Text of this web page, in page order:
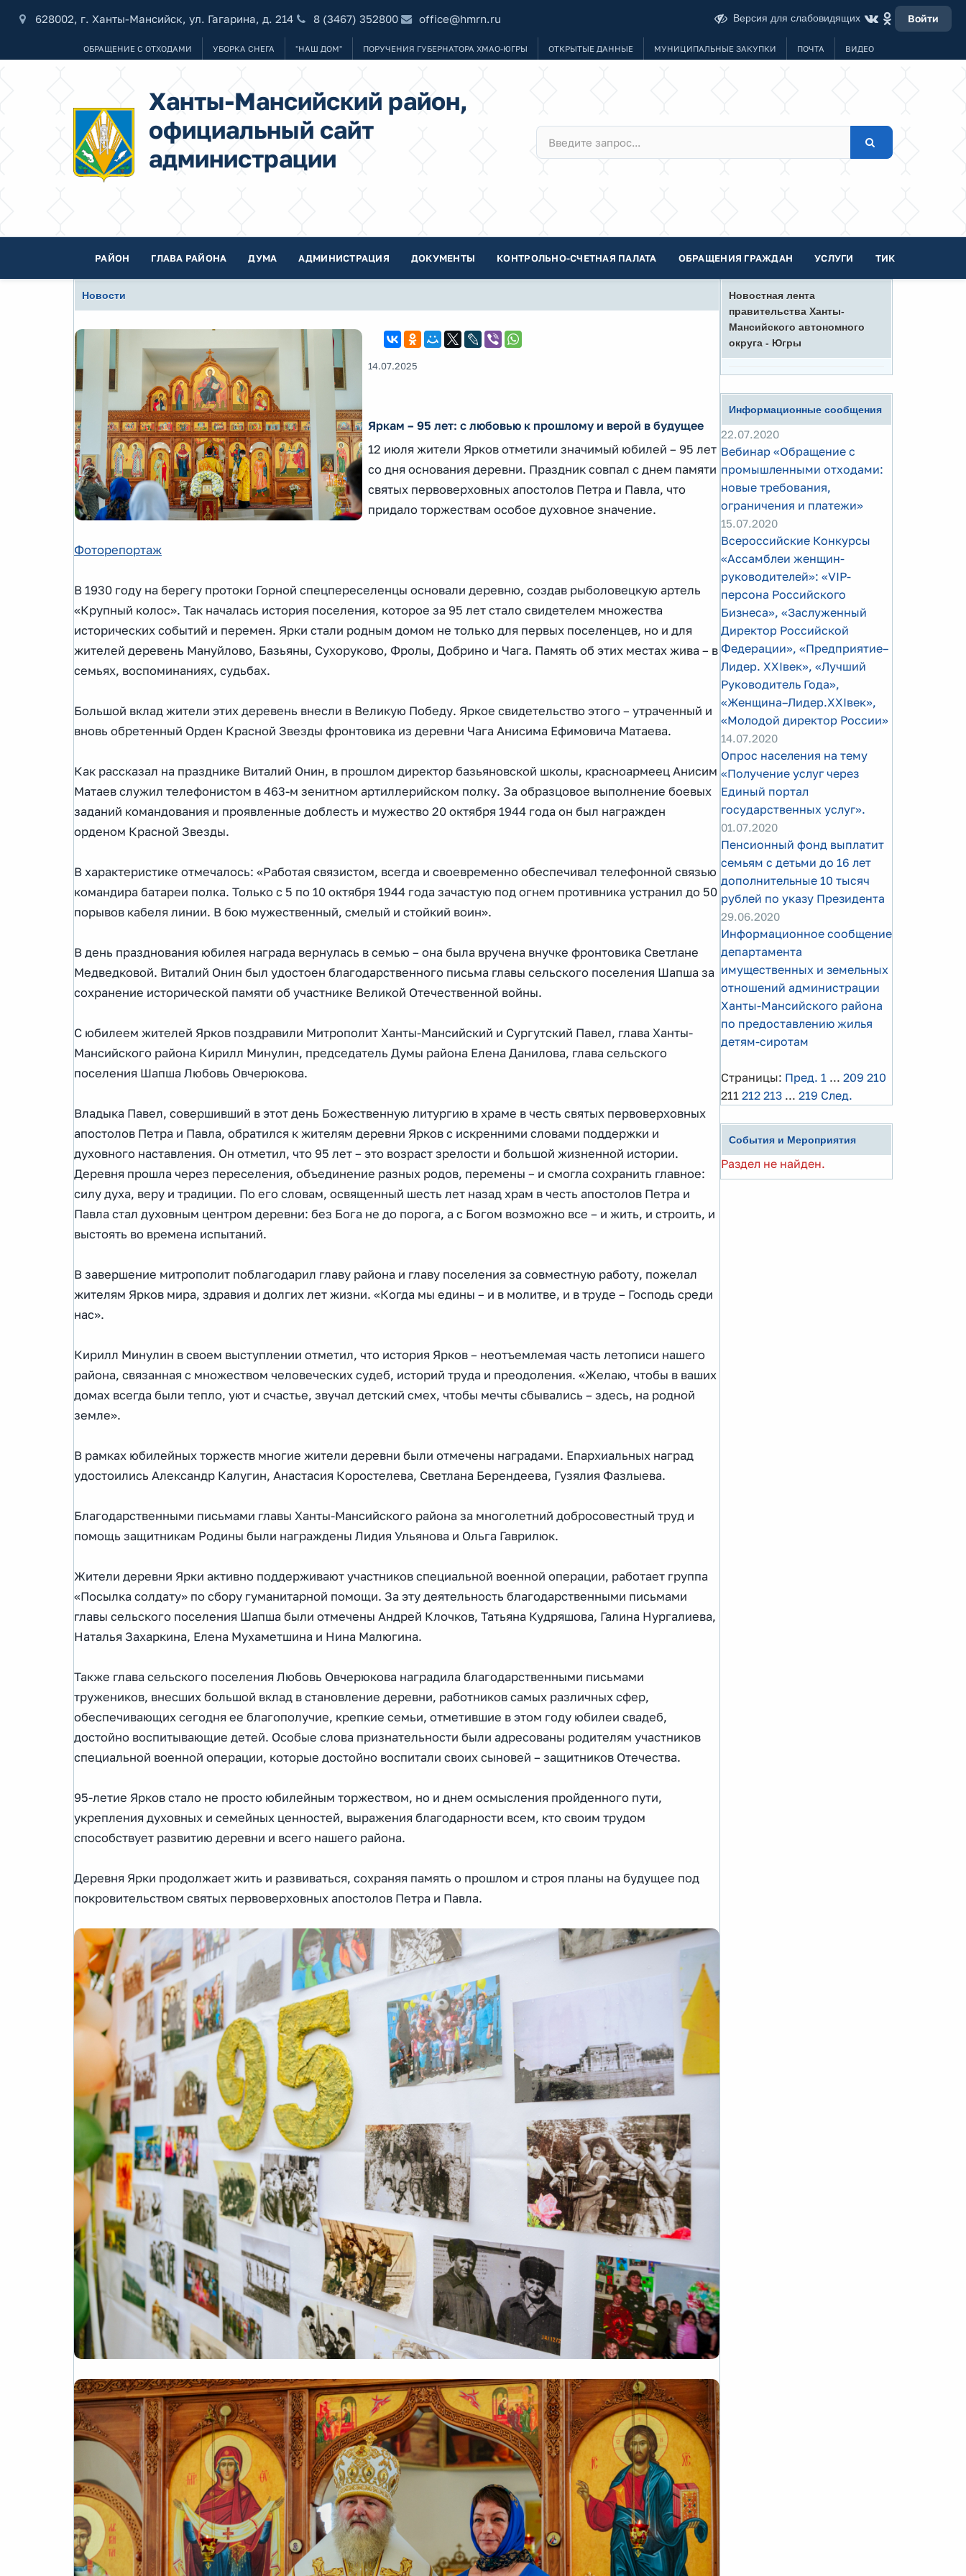
628002, г. Ханты-Мансийск, ул. Гагарина, д. 214 8 (3467) 352800 office@hmrn.ru Версия для слабовидящих Войти
ОБРАЩЕНИЕ С ОТХОДАМИ УБОРКА СНЕГА "НАШ ДОМ" ПОРУЧЕНИЯ ГУБЕРНАТОРА ХМАО-ЮГРЫ ОТКРЫТЫЕ ДАННЫЕ МУНИЦИПАЛЬНЫЕ ЗАКУПКИ ПОЧТА ВИДЕО
Ханты-Мансийский район,
официальный сайт
администрации
РАЙОН ГЛАВА РАЙОНА ДУМА АДМИНИСТРАЦИЯ ДОКУМЕНТЫ КОНТРОЛЬНО-СЧЕТНАЯ ПАЛАТА ОБРАЩЕНИЯ ГРАЖДАН УСЛУГИ ТИК
Новости
14.07.2025
Яркам – 95 лет: с любовью к прошлому и верой в будущее
12 июля жители Ярков отметили значимый юбилей – 95 лет
со дня основания деревни. Праздник совпал с днем памяти
святых первоверховных апостолов Петра и Павла, что
придало торжествам особое духовное значение.
Фоторепортаж
В 1930 году на берегу протоки Горной спецпереселенцы основали деревню, создав рыболовецкую артель
«Крупный колос». Так началась история поселения, которое за 95 лет стало свидетелем множества
исторических событий и перемен. Ярки стали родным домом не только для первых поселенцев, но и для
жителей деревень Мануйлово, Базьяны, Сухоруково, Фролы, Добрино и Чага. Память об этих местах жива – в
семьях, воспоминаниях, судьбах.
Большой вклад жители этих деревень внесли в Великую Победу. Яркое свидетельство этого – утраченный и
вновь обретенный Орден Красной Звезды фронтовика из деревни Чага Анисима Ефимовича Матаева.
Как рассказал на празднике Виталий Онин, в прошлом директор базьяновской школы, красноармеец Анисим
Матаев служил телефонистом в 463-м зенитном артиллерийском полку. За образцовое выполнение боевых
заданий командования и проявленные доблесть и мужество 20 октября 1944 года он был награжден
орденом Красной Звезды.
В характеристике отмечалось: «Работая связистом, всегда и своевременно обеспечивал телефонной связью
командира батареи полка. Только с 5 по 10 октября 1944 года зачастую под огнем противника устранил до 50
порывов кабеля линии. В бою мужественный, смелый и стойкий воин».
В день празднования юбилея награда вернулась в семью – она была вручена внучке фронтовика Светлане
Медведковой. Виталий Онин был удостоен благодарственного письма главы сельского поселения Шапша за
сохранение исторической памяти об участнике Великой Отечественной войны.
С юбилеем жителей Ярков поздравили Митрополит Ханты-Мансийский и Сургутский Павел, глава Ханты-
Мансийского района Кирилл Минулин, председатель Думы района Елена Данилова, глава сельского
поселения Шапша Любовь Овчерюкова.
Владыка Павел, совершивший в этот день Божественную литургию в храме в честь святых первоверховных
апостолов Петра и Павла, обратился к жителям деревни Ярков с искренними словами поддержки и
духовного наставления. Он отметил, что 95 лет – это возраст зрелости и большой жизненной истории.
Деревня прошла через переселения, объединение разных родов, перемены – и смогла сохранить главное:
силу духа, веру и традиции. По его словам, освященный шесть лет назад храм в честь апостолов Петра и
Павла стал духовным центром деревни: без Бога не до порога, а с Богом возможно все – и жить, и строить, и
выстоять во времена испытаний.
В завершение митрополит поблагодарил главу района и главу поселения за совместную работу, пожелал
жителям Ярков мира, здравия и долгих лет жизни. «Когда мы едины – и в молитве, и в труде – Господь среди
нас».
Кирилл Минулин в своем выступлении отметил, что история Ярков – неотъемлемая часть летописи нашего
района, связанная с множеством человеческих судеб, историй труда и преодоления. «Желаю, чтобы в ваших
домах всегда были тепло, уют и счастье, звучал детский смех, чтобы мечты сбывались – здесь, на родной
земле».
В рамках юбилейных торжеств многие жители деревни были отмечены наградами. Епархиальных наград
удостоились Александр Калугин, Анастасия Коростелева, Светлана Берендеева, Гузялия Фазлыева.
Благодарственными письмами главы Ханты-Мансийского района за многолетний добросовестный труд и
помощь защитникам Родины были награждены Лидия Ульянова и Ольга Гаврилюк.
Жители деревни Ярки активно поддерживают участников специальной военной операции, работает группа
«Посылка солдату» по сбору гуманитарной помощи. За эту деятельность благодарственными письмами
главы сельского поселения Шапша были отмечены Андрей Клочков, Татьяна Кудряшова, Галина Нургалиева,
Наталья Захаркина, Елена Мухаметшина и Нина Малюгина.
Также глава сельского поселения Любовь Овчерюкова наградила благодарственными письмами
тружеников, внесших большой вклад в становление деревни, работников самых различных сфер,
обеспечивающих сегодня ее благополучие, крепкие семьи, отметившие в этом году юбилеи свадеб,
достойно воспитывающие детей. Особые слова признательности были адресованы родителям участников
специальной военной операции, которые достойно воспитали своих сыновей – защитников Отечества.
95-летие Ярков стало не просто юбилейным торжеством, но и днем осмысления пройденного пути,
укрепления духовных и семейных ценностей, выражения благодарности всем, кто своим трудом
способствует развитию деревни и всего нашего района.
Деревня Ярки продолжает жить и развиваться, сохраняя память о прошлом и строя планы на будущее под
покровительством святых первоверховных апостолов Петра и Павла.
Новостная лента
правительства Ханты-
Мансийского автономного
округа - Югры
Информационные сообщения
22.07.2020
Вебинар «Обращение с
промышленными отходами:
новые требования,
ограничения и платежи»
15.07.2020
Всероссийские Конкурсы
«Ассамблеи женщин-
руководителей»: «VIP-
персона Российского
Бизнеса», «Заслуженный
Директор Российской
Федерации», «Предприятие–
Лидер. XXIвек», «Лучший
Руководитель Года»,
«Женщина–Лидер.XXIвек»,
«Молодой директор России»
14.07.2020
Опрос населения на тему
«Получение услуг через
Единый портал
государственных услуг».
01.07.2020
Пенсионный фонд выплатит
семьям с детьми до 16 лет
дополнительные 10 тысяч
рублей по указу Президента
29.06.2020
Информационное сообщение
департамента
имущественных и земельных
отношений администрации
Ханты-Мансийского района
по предоставлению жилья
детям-сиротам
Страницы: Пред. 1 ... 209 210
211 212 213 ... 219 След.
События и Мероприятия
Раздел не найден.